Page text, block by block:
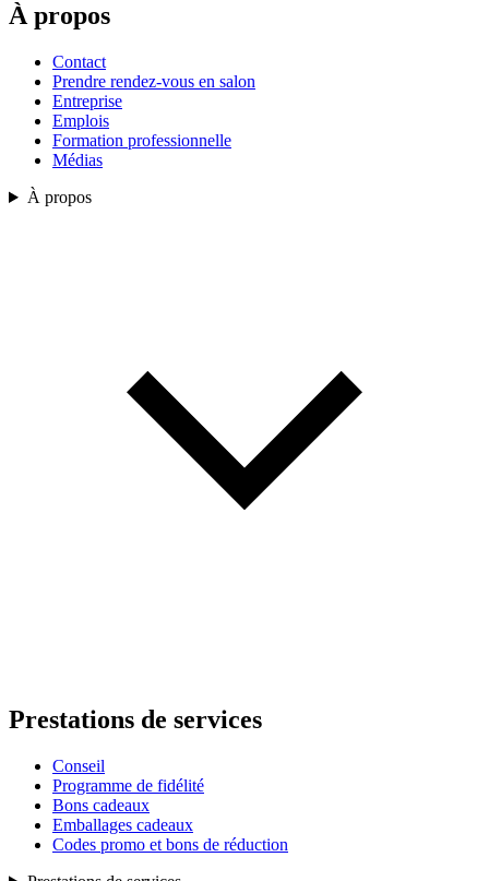
À propos
Contact
Prendre rendez-vous en salon
Entreprise
Emplois
Formation professionnelle
Médias
À propos
Prestations de services
Conseil
Programme de fidélité
Bons cadeaux
Emballages cadeaux
Codes promo et bons de réduction